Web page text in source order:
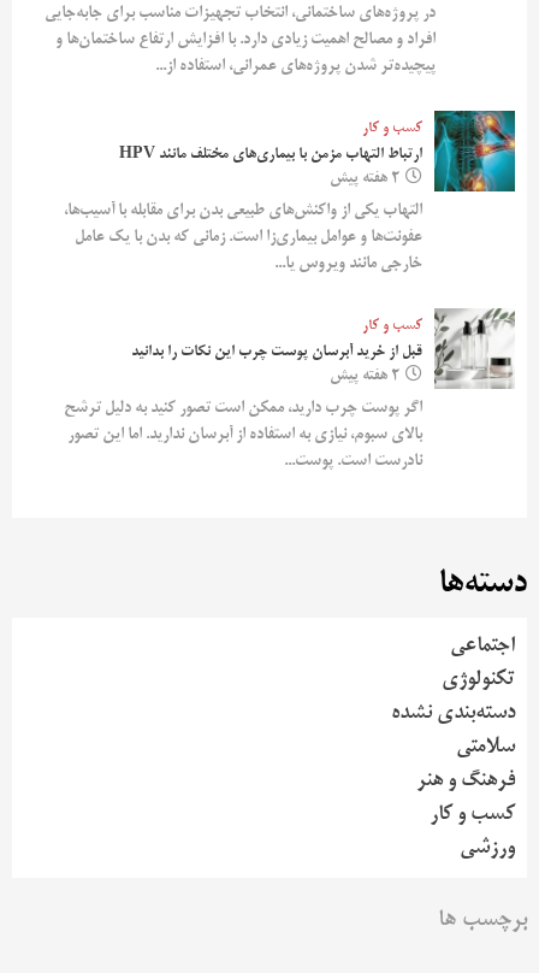
در پروژه‌های ساختمانی، انتخاب تجهیزات مناسب برای جابه‌جایی
افراد و مصالح اهمیت زیادی دارد. با افزایش ارتفاع ساختمان‌ها و
پیچیده‌تر شدن پروژه‌های عمرانی، استفاده از...
کسب و کار
ارتباط التهاب مزمن با بیماری‌های مختلف مانند HPV
2 هفته پیش
التهاب یکی از واکنش‌های طبیعی بدن برای مقابله با آسیب‌ها،
عفونت‌ها و عوامل بیماری‌زا است. زمانی که بدن با یک عامل
خارجی مانند ویروس یا...
کسب و کار
قبل از خرید آبرسان پوست چرب این نکات را بدانید
2 هفته پیش
اگر پوست چرب دارید، ممکن است تصور کنید به دلیل ترشح
بالای سبوم، نیازی به استفاده از آبرسان ندارید. اما این تصور
نادرست است. پوست...
دسته‌ها
اجتماعی
تکنولوژی
دسته‌بندی نشده
سلامتی
فرهنگ و هنر
کسب و کار
ورزشی
برچسب ها